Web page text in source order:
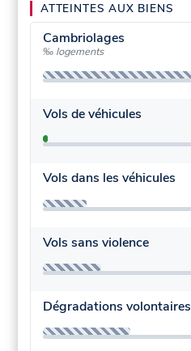
ATTEINTES AUX BIENS
Cambriolages
‰ logements
Vols de véhicules
Vols dans les véhicules
Vols sans violence
Dégradations volontaires